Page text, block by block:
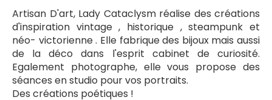
Artisan D'art, Lady Cataclysm réalise des créations
d'inspiration vintage , historique , steampunk et
néo- victorienne . Elle fabrique des bijoux mais aussi
de la déco dans l'esprit cabinet de curiosité.
Egalement photographe, elle vous propose des
séances en studio pour vos portraits.
Des créations poétiques !